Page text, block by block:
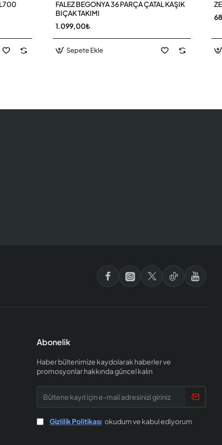
FALEZ BEGONYA 36 PARÇA ÇATAL KAŞIK
BIÇAK TAKIMI
1.099,00₺
Sepete Ekle
Abonelik
Haber bültenimize kaydolarak haberler ve
promosyonlar hakkında güncel kalın
kayıt
mail
Gizlilik Politikası okudum ve kabul ediyorum